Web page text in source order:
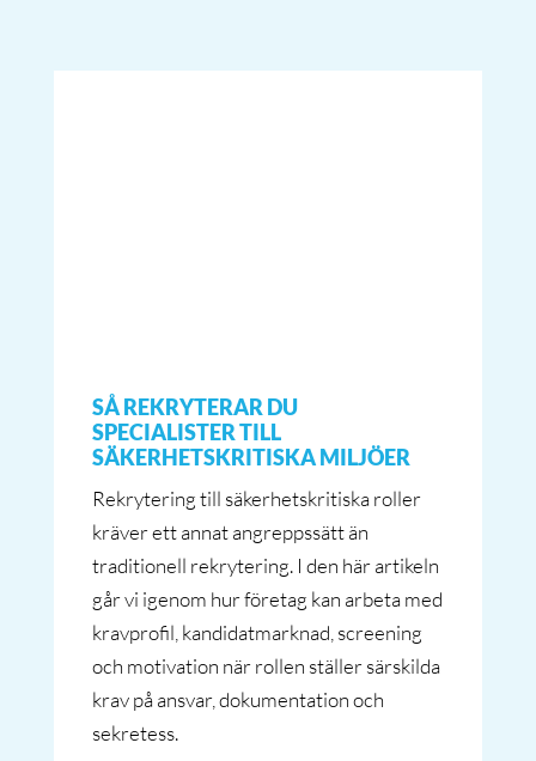
SÅ REKRYTERAR DU
SPECIALISTER TILL
SÄKERHETSKRITISKA MILJÖER
Rekrytering till säkerhetskritiska roller
kräver ett annat angreppssätt än
traditionell rekrytering. I den här artikeln
går vi igenom hur företag kan arbeta med
kravprofil, kandidatmarknad, screening
och motivation när rollen ställer särskilda
krav på ansvar, dokumentation och
sekretess.